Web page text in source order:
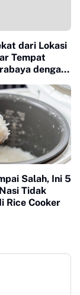
dari Lokasi
Tempat
dengan
Salah, Ini 5
Tidak
Rice Cooker